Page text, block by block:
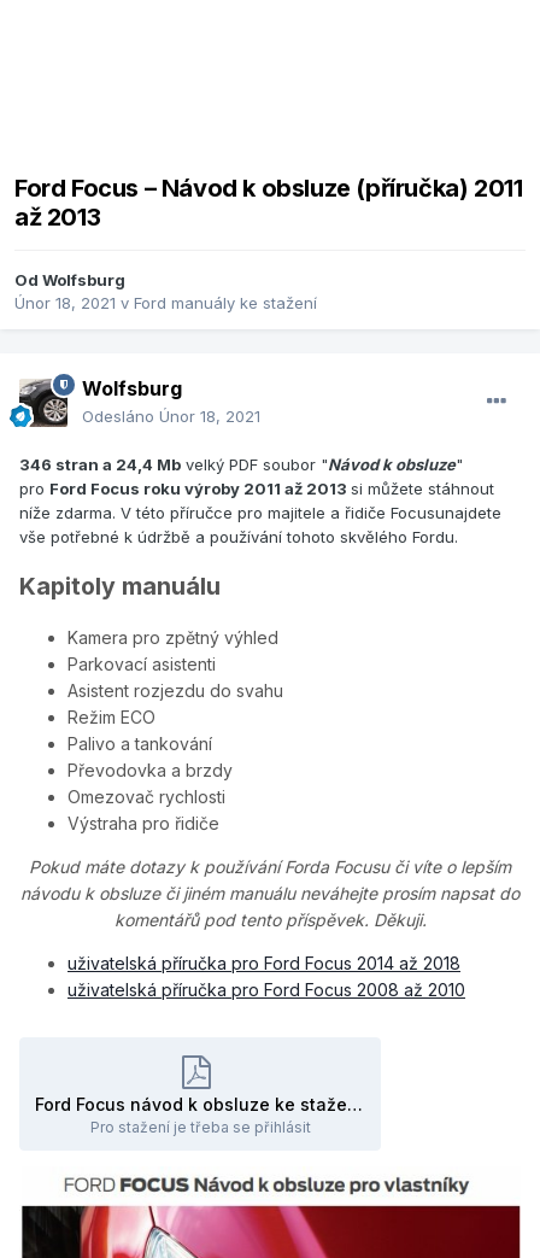
Ford Focus – Návod k obsluze (příručka) 2011
až 2013
Od Wolfsburg
Únor 18, 2021 v Ford manuály ke stažení
Wolfsburg
Odesláno Únor 18, 2021
346 stran a 24,4 Mb velký PDF soubor "Návod k obsluze"
pro Ford Focus roku výroby 2011 až 2013 si můžete stáhnout
níže zdarma. V této příručce pro majitele a řidiče Focusunajdete
vše potřebné k údržbě a používání tohoto skvělého Fordu.
Kapitoly manuálu
Kamera pro zpětný výhled
Parkovací asistenti
Asistent rozjezdu do svahu
Režim ECO
Palivo a tankování
Převodovka a brzdy
Omezovač rychlosti
Výstraha pro řidiče
Pokud máte dotazy k používání Forda Focusu či víte o lepším
návodu k obsluze či jiném manuálu neváhejte prosím napsat do
komentářů pod tento příspěvek. Děkuji.
uživatelská příručka pro Ford Focus 2014 až 2018
uživatelská příručka pro Ford Focus 2008 až 2010
Ford Focus návod k obsluze ke stažení 2011 až 2013.pdf
Pro stažení je třeba se přihlásit